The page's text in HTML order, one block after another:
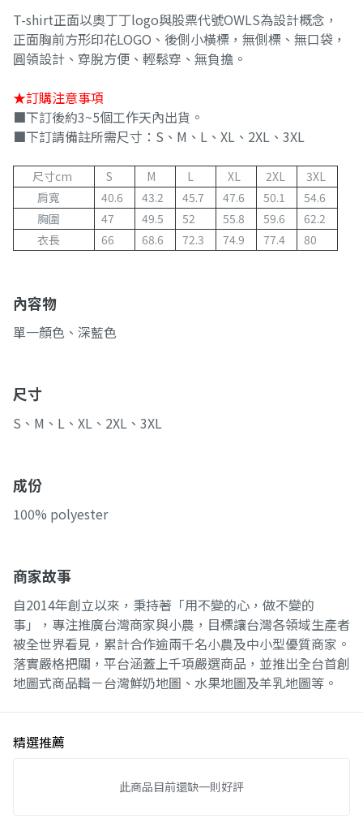
T-shirt正面以奧丁丁logo與股票代號OWLS為設計概念，
正面胸前方形印花LOGO、後側小橫標，無側標、無口袋，
圓領設計、穿脫方便、輕鬆穿、無負擔。
★訂購注意事項
■下訂後約3~5個工作天內出貨。
■下訂請備註所需尺寸：S、M、L、XL、2XL、3XL
尺寸cm S M L XL 2XL
3XL
肩寬
40.6 43.2 45.7 47.6 50.1
54.6
胸圍
47 49.5 52 55.8 59.6
62.2
衣長
66 68.6 72.3 74.9 77.4 80
內容物
單一顏色、深藍色
尺寸
S、M、L、XL、2XL、3XL
成份
100% polyester
商家故事
自2014年創立以來，秉持著「用不變的心，做不變的
事」，專注推廣台灣商家與小農，目標讓台灣各領域生產者
被全世界看見，累計合作逾兩千名小農及中小型優質商家。
落實嚴格把關，平台涵蓋上千項嚴選商品，並推出全台首創
地圖式商品輯－台灣鮮奶地圖、水果地圖及羊乳地圖等。
精選推薦
此商品目前還缺一則好評